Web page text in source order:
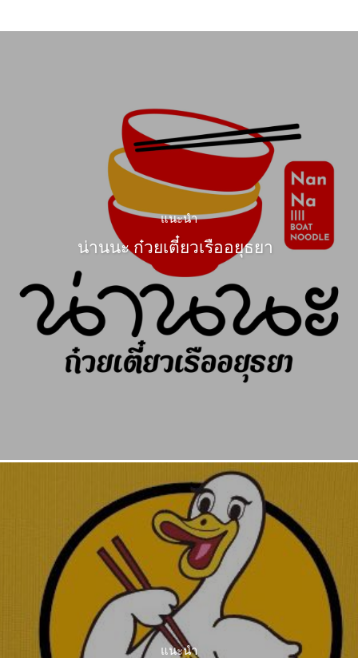
แนะนำ
น่านนะ ก๋วยเตี๋ยวเรืออยุธยา
แนะนำ